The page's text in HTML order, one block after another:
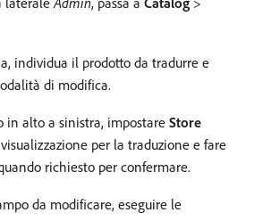
individua il prodotto da tradurre e
di modifica.
in alto a sinistra, impostare Store
per la traduzione e fare
richiesto per confermare.
da modificare, eseguire le